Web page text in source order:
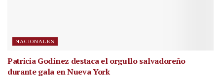
NACIONALES
Patricia Godínez destaca el orgullo salvadoreño
durante gala en Nueva York